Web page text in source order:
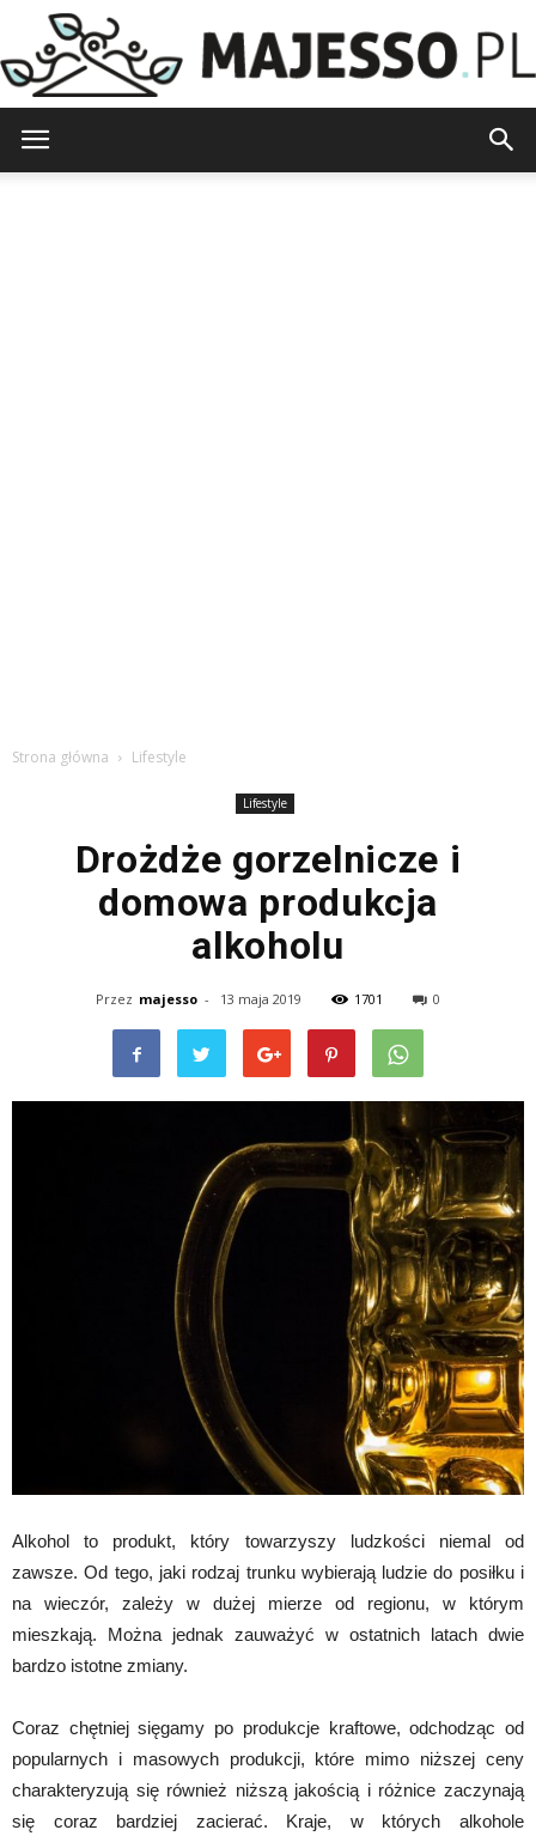
Strona główna Lifestyle
Lifestyle
Drożdże gorzelnicze i
domowa produkcja
alkoholu
Przez majesso - 13 maja 2019 1701 0
Alkohol to produkt, który towarzyszy ludzkości niemal od
zawsze. Od tego, jaki rodzaj trunku wybierają ludzie do posiłku i
na wieczór, zależy w dużej mierze od regionu, w którym
mieszkają. Można jednak zauważyć w ostatnich latach dwie
bardzo istotne zmiany.
Coraz chętniej sięgamy po produkcje kraftowe, odchodząc od
popularnych i masowych produkcji, które mimo niższej ceny
charakteryzują się również niższą jakością i różnice zaczynają
się coraz bardziej zacierać. Kraje, w których alkohole